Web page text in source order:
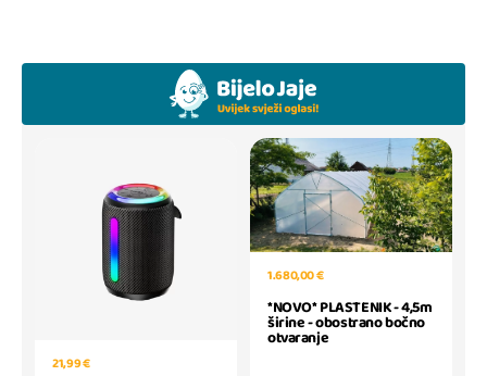
21,99 €
1.680,00 €
*NOVO* PLASTENIK - 4,5m
širine - obostrano bočno
otvaranje